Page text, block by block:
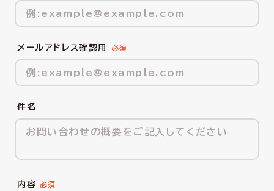
メールアドレス確認用
件名
内容